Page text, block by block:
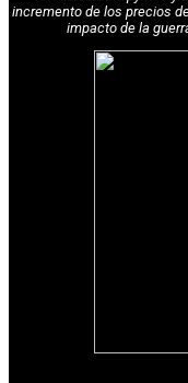
incremento de los precios
impacto de la